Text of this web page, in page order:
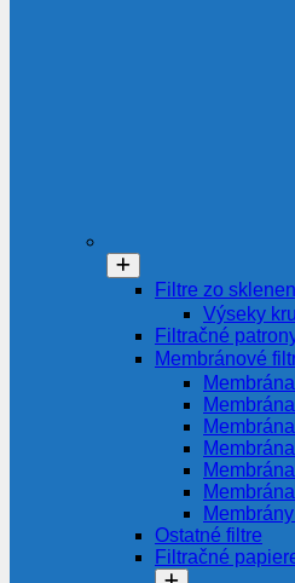
Filtre zo
Výseky
Filtračné
Membránové
Ostatné filtre
Filtračné